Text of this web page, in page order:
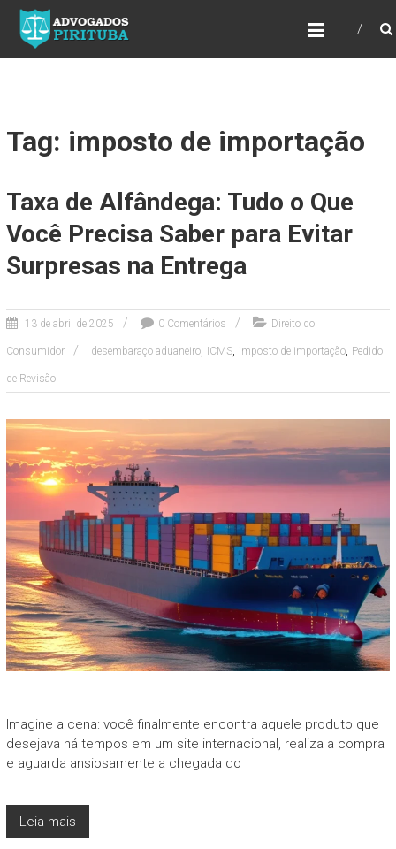
ADVOGADOS PIRITUBA
Precisando de advogado? Entre em contato!
Fazemos toda a assessoria que você
Tag: imposto de importação
Taxa de Alfândega: Tudo o Que
Você Precisa Saber para Evitar
Surpresas na Entrega
13 de abril de 2025 0 Comentários Direito do
Consumidor desembaraço aduaneiro, ICMS, imposto de importação, Pedido
de Revisão
Imagine a cena: você finalmente encontra aquele produto que
desejava há tempos em um site internacional, realiza a compra
e aguarda ansiosamente a chegada do
Leia mais